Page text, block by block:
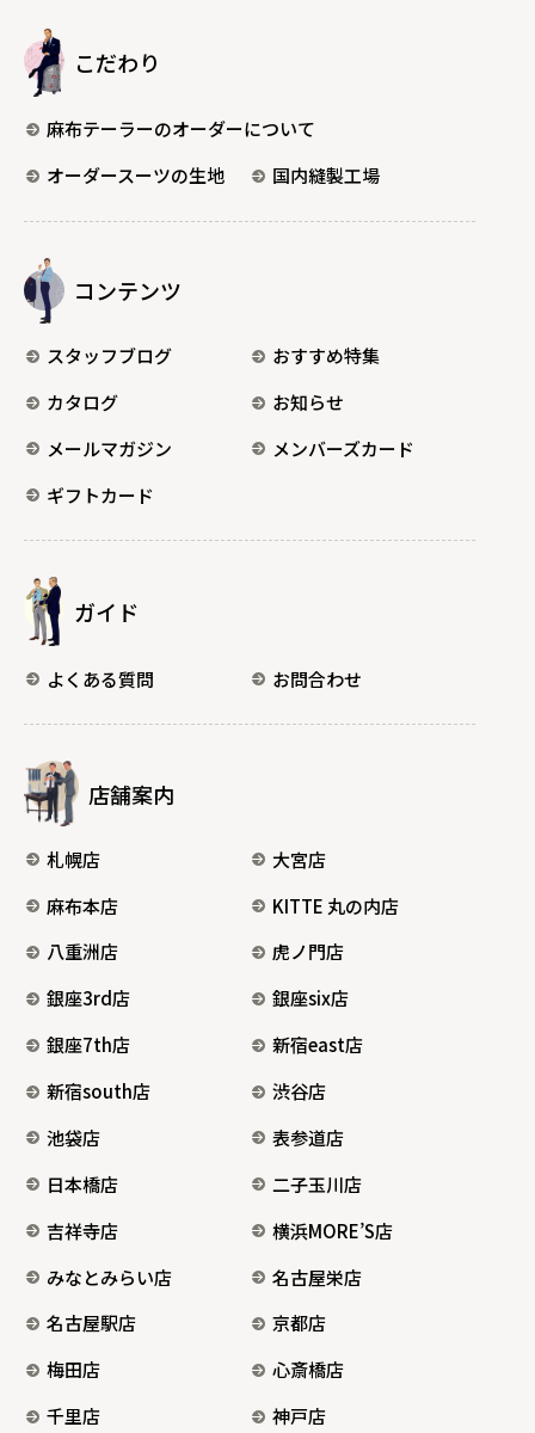
こだわり
麻布テーラーのオーダーについて
オーダースーツの生地
国内縫製工場
コンテンツ
スタッフブログ
おすすめ特集
カタログ
お知らせ
メールマガジン
メンバーズカード
ギフトカード
ガイド
よくある質問 お問合わせ
店舗案内
札幌店
大宮店
麻布本店
KITTE 丸の内店
八重洲店
虎ノ門店
銀座3rd店
銀座six店
銀座7th店
新宿east店
新宿south店
渋谷店
池袋店
表参道店
日本橋店
二子玉川店
吉祥寺店
横浜MORE’S店
みなとみらい店
名古屋栄店
名古屋駅店
京都店
梅田店
心斎橋店
千里店
神戸店